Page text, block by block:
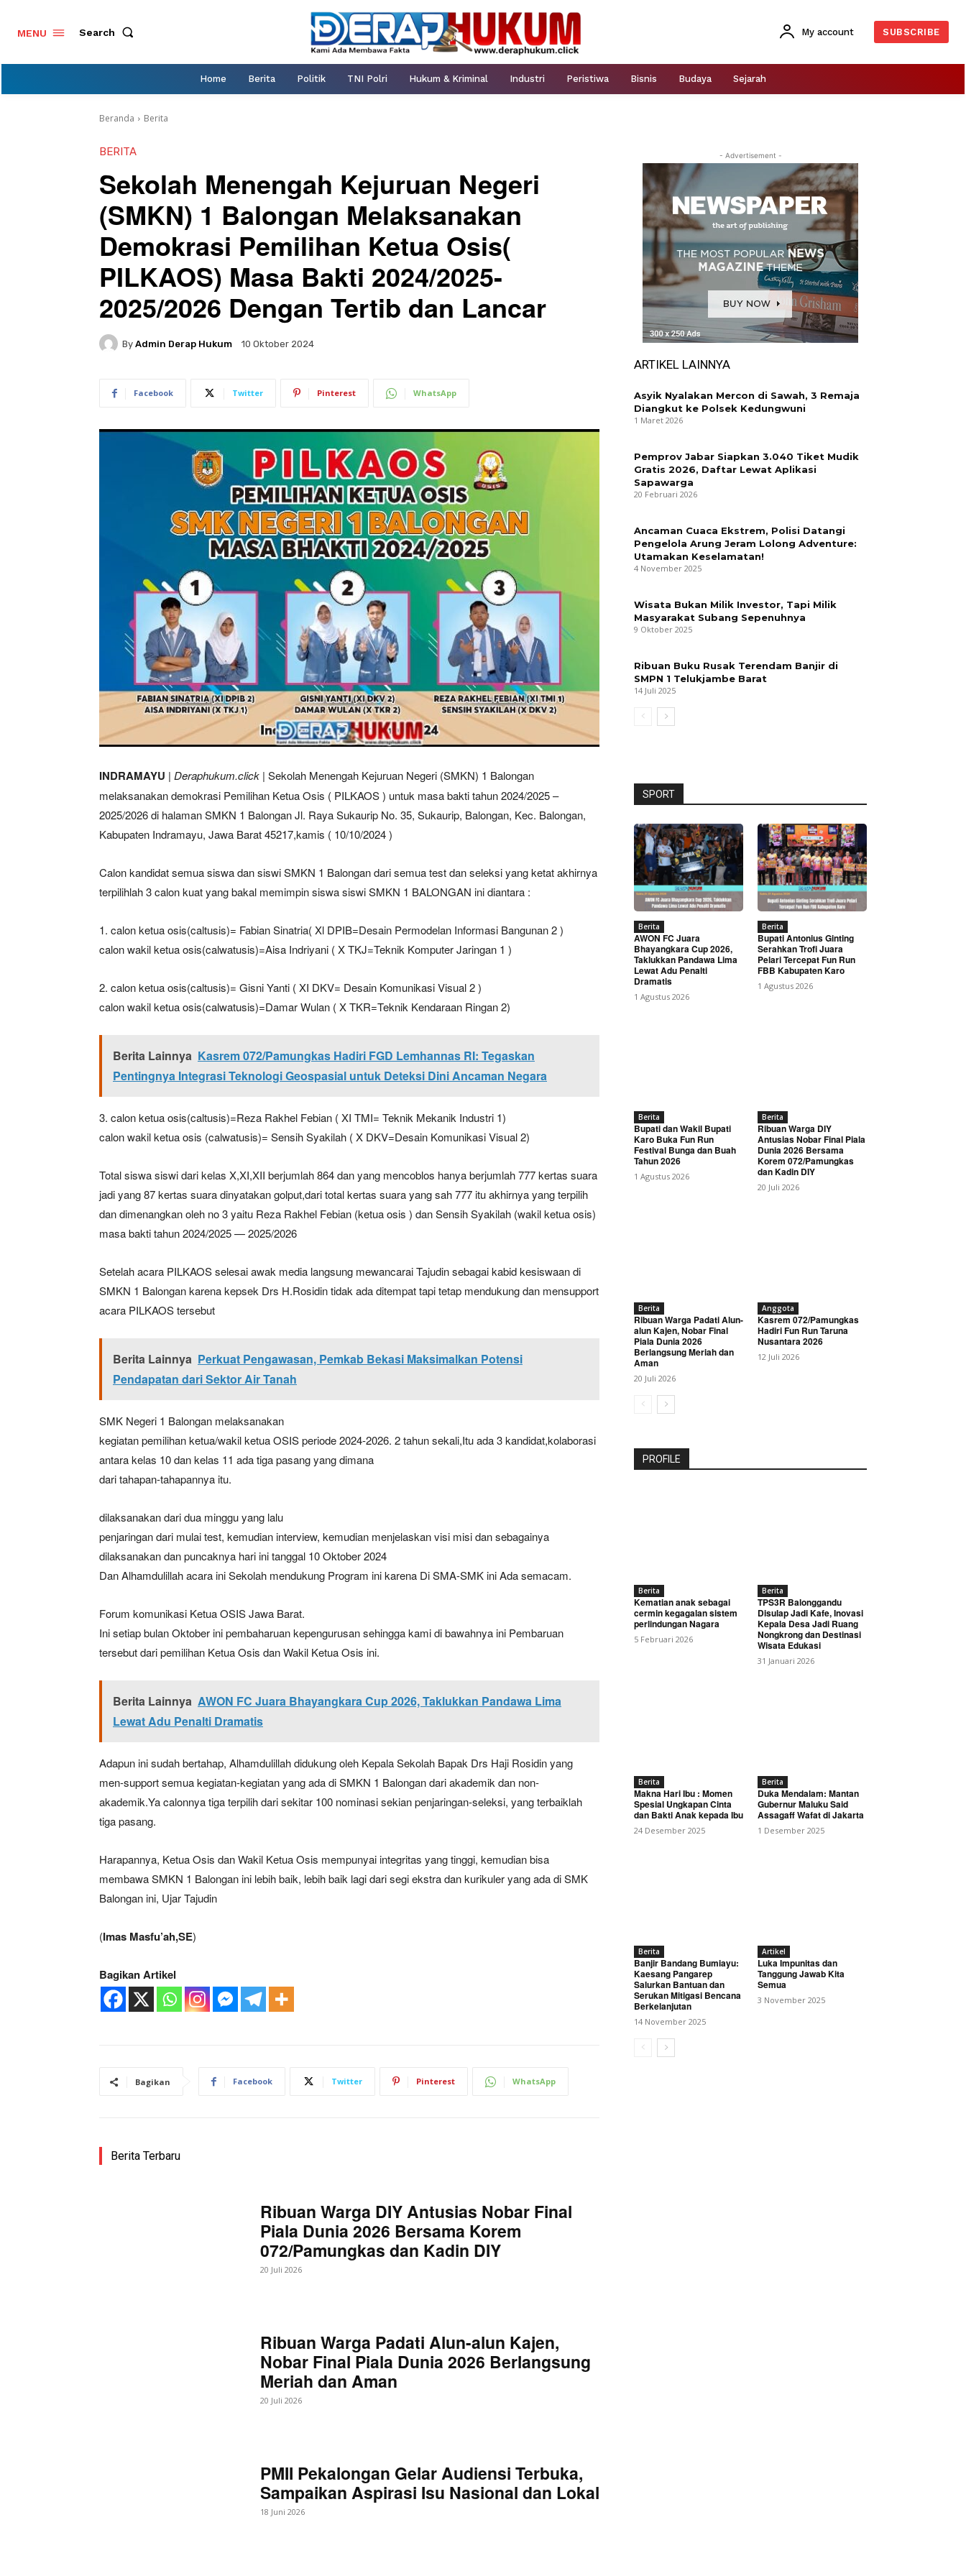
News Week
Magazine PRO
About
Bagikan Artikel
Berita Lainnya Kasrem 072/Pamungkas Hadiri FGD Lemhannas RI: Tegaskan Pentingnya Integrasi Teknologi
Geospasial untuk Deteksi Dini Ancaman Negara
MENU Search My account SUBSCRIBE
Home Berita Politik TNI Polri Hukum & Kriminal Industri Peristiwa Bisnis Budaya Sejarah
Beranda Berita
BERITA
Sekolah Menengah Kejuruan Negeri
(SMKN) 1 Balongan Melaksanakan
Demokrasi Pemilihan Ketua Osis(
PILKAOS) Masa Bakti 2024/2025-
2025/2026 Dengan Tertib dan Lancar
By Admin Derap Hukum 10 Oktober 2024
Facebook Twitter Pinterest WhatsApp
INDRAMAYU | Deraphukum.click | Sekolah Menengah Kejuruan Negeri (SMKN) 1 Balongan
melaksanakan demokrasi Pemilihan Ketua Osis ( PILKAOS ) untuk masa bakti tahun 2024/2025 –
2025/2026 di halaman SMKN 1 Balongan Jl. Raya Sukaurip No. 35, Sukaurip, Balongan, Kec. Balongan,
Kabupaten Indramayu, Jawa Barat 45217,kamis ( 10/10/2024 )
Calon kandidat semua siswa dan siswi SMKN 1 Balongan dari semua test dan seleksi yang ketat akhirnya
terpilihlah 3 calon kuat yang bakal memimpin siswa siswi SMKN 1 BALONGAN ini diantara :
1. calon ketua osis(caltusis)= Fabian Sinatria( Xl DPIB=Desain Permodelan Informasi Bangunan 2 )
calon wakil ketua osis(calwatusis)=Aisa Indriyani ( X TKJ=Teknik Komputer Jaringan 1 )
2. calon ketua osis(caltusis)= Gisni Yanti ( XI DKV= Desain Komunikasi Visual 2 )
calon wakil ketua osis(calwatusis)=Damar Wulan ( X TKR=Teknik Kendaraan Ringan 2)
Berita Lainnya Kasrem 072/Pamungkas Hadiri FGD Lemhannas RI: Tegaskan
Pentingnya Integrasi Teknologi Geospasial untuk Deteksi Dini Ancaman Negara
3. calon ketua osis(caltusis)=Reza Rakhel Febian ( XI TMI= Teknik Mekanik Industri 1)
calon wakil ketua osis (calwatusis)= Sensih Syakilah ( X DKV=Desain Komunikasi Visual 2)
Total siswa siswi dari kelas X,XI,XII berjumlah 864 dan yang mencoblos hanya berjumlah 777 kertas suara
jadi yang 87 kertas suara dinyatakan golput,dari total kertas suara yang sah 777 itu akhirnya yang terpilih
dan dimenangkan oleh no 3 yaitu Reza Rakhel Febian (ketua osis ) dan Sensih Syakilah (wakil ketua osis)
masa bakti tahun 2024/2025 — 2025/2026
Setelah acara PILKAOS selesai awak media langsung mewancarai Tajudin sebagai kabid kesiswaan di
SMKN 1 Balongan karena kepsek Drs H.Rosidin tidak ada ditempat tapi tetap mendukung dan mensupport
acara PILKAOS tersebut
Berita Lainnya Perkuat Pengawasan, Pemkab Bekasi Maksimalkan Potensi
Pendapatan dari Sektor Air Tanah
SMK Negeri 1 Balongan melaksanakan
kegiatan pemilihan ketua/wakil ketua OSIS periode 2024-2026. 2 tahun sekali,Itu ada 3 kandidat,kolaborasi
antara kelas 10 dan kelas 11 ada tiga pasang yang dimana
dari tahapan-tahapannya itu.
dilaksanakan dari dua minggu yang lalu
penjaringan dari mulai test, kemudian interview, kemudian menjelaskan visi misi dan sebagainya
dilaksanakan dan puncaknya hari ini tanggal 10 Oktober 2024
Dan Alhamdulillah acara ini Sekolah mendukung Program ini karena Di SMA-SMK ini Ada semacam.
Forum komunikasi Ketua OSIS Jawa Barat.
Ini setiap bulan Oktober ini pembaharuan kepengurusan sehingga kami di bawahnya ini Pembaruan
tersebut dari pemilihan Ketua Osis dan Wakil Ketua Osis ini.
Berita Lainnya AWON FC Juara Bhayangkara Cup 2026, Taklukkan Pandawa Lima
Lewat Adu Penalti Dramatis
Adapun ini sudah bertahap, Alhamdulillah didukung oleh Kepala Sekolah Bapak Drs Haji Rosidin yang
men-support semua kegiatan-kegiatan yang ada di SMKN 1 Balongan dari akademik dan non-
akademik.Ya calonnya tiga terpilih dari sekitar 100 nominasi sekian penjaringan-seleksi, yang terbaiklah
tiga pasang.
Harapannya, Ketua Osis dan Wakil Ketua Osis mempunyai integritas yang tinggi, kemudian bisa
membawa SMKN 1 Balongan ini lebih baik, lebih baik lagi dari segi ekstra dan kurikuler yang ada di SMK
Balongan ini, Ujar Tajudin
(Imas Masfu’ah,SE)
Bagikan Artikel
Bagikan Facebook Twitter Pinterest WhatsApp
Berita Terbaru
Ribuan Warga DIY Antusias Nobar Final
Piala Dunia 2026 Bersama Korem
072/Pamungkas dan Kadin DIY
20 Juli 2026
Ribuan Warga Padati Alun-alun Kajen,
Nobar Final Piala Dunia 2026 Berlangsung
Meriah dan Aman
20 Juli 2026
PMII Pekalongan Gelar Audiensi Terbuka,
Sampaikan Aspirasi Isu Nasional dan Lokal
18 Juni 2026
- Advertisement -
ARTIKEL LAINNYA
Asyik Nyalakan Mercon di Sawah, 3 Remaja
Diangkut ke Polsek Kedungwuni
1 Maret 2026
Pemprov Jabar Siapkan 3.040 Tiket Mudik
Gratis 2026, Daftar Lewat Aplikasi
Sapawarga
20 Februari 2026
Ancaman Cuaca Ekstrem, Polisi Datangi
Pengelola Arung Jeram Lolong Adventure:
Utamakan Keselamatan!
4 November 2025
Wisata Bukan Milik Investor, Tapi Milik
Masyarakat Subang Sepenuhnya
9 Oktober 2025
Ribuan Buku Rusak Terendam Banjir di
SMPN 1 Telukjambe Barat
14 Juli 2025
SPORT
Berita
AWON FC Juara
Bhayangkara Cup 2026,
Taklukkan Pandawa Lima
Lewat Adu Penalti
Dramatis
1 Agustus 2026
Berita
Bupati Antonius Ginting
Serahkan Trofi Juara
Pelari Tercepat Fun Run
FBB Kabupaten Karo
1 Agustus 2026
Berita
Bupati dan Wakil Bupati
Karo Buka Fun Run
Festival Bunga dan Buah
Tahun 2026
1 Agustus 2026
Berita
Ribuan Warga DIY
Antusias Nobar Final Piala
Dunia 2026 Bersama
Korem 072/Pamungkas
dan Kadin DIY
20 Juli 2026
Berita
Ribuan Warga Padati Alun-
alun Kajen, Nobar Final
Piala Dunia 2026
Berlangsung Meriah dan
Aman
20 Juli 2026
Anggota
Kasrem 072/Pamungkas
Hadiri Fun Run Taruna
Nusantara 2026
12 Juli 2026
PROFILE
Berita
Kematian anak sebagai
cermin kegagalan sistem
perlindungan Nagara
5 Februari 2026
Berita
TPS3R Balonggandu
Disulap Jadi Kafe, Inovasi
Kepala Desa Jadi Ruang
Nongkrong dan Destinasi
Wisata Edukasi
31 Januari 2026
Berita
Makna Hari Ibu : Momen
Spesial Ungkapan Cinta
dan Bakti Anak kepada Ibu
24 Desember 2025
Berita
Duka Mendalam: Mantan
Gubernur Maluku Said
Assagaff Wafat di Jakarta
1 Desember 2025
Berita
Banjir Bandang Bumiayu:
Kaesang Pangarep
Salurkan Bantuan dan
Serukan Mitigasi Bencana
Berkelanjutan
14 November 2025
Artikel
Luka Impunitas dan
Tanggung Jawab Kita
Semua
3 November 2025